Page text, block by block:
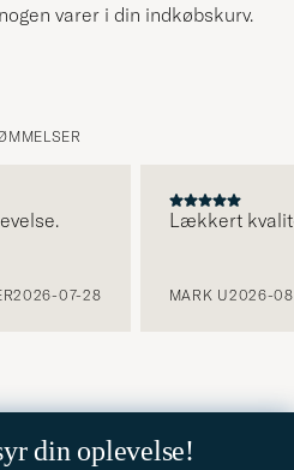
varer i din indkøbskurv.
2026-07-28
Lækkert
MARK U2026-
din oplevelse!